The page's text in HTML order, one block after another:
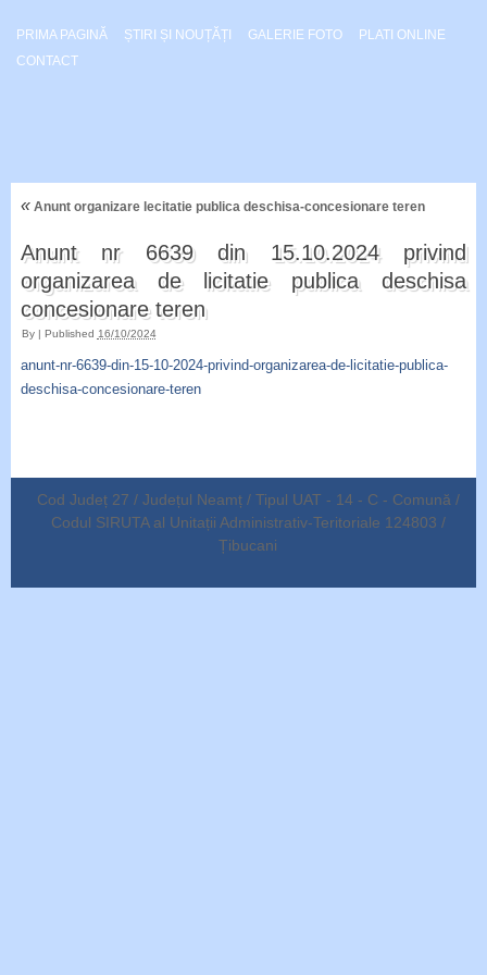
PRIMA PAGINĂ ȘTIRI ȘI NOUȚĂȚI GALERIE FOTO
PLATI ONLINE
CONTACT
«Anunt organizare lecitatie publica deschisa-concesionare teren
Anunt nr 6639 din 15.10.2024 privind
organizarea de licitatie publica deschisa
concesionare teren
By | Published 16/10/2024
anunt-nr-6639-din-15-10-2024-privind-organizarea-de-licitatie-publica-
deschisa-concesionare-teren
Cod Județ 27 / Județul Neamț / Tipul UAT - 14 - C - Comună /
Codul SIRUTA al Unitații Administrativ-Teritoriale 124803 /
Țibucani